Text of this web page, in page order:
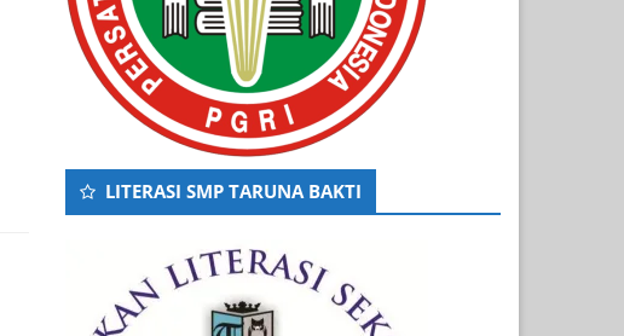
LITERASI SMP TARUNA BAKTI